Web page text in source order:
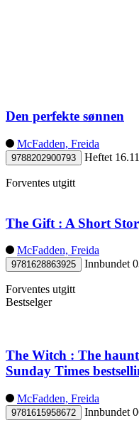
Den perfekte sønnen
McFadden, Freida
9788202900793 Heftet
Forventes utgitt
The Gift : A Short
McFadden, Freida
9781628863925 Innbundet
Forventes utgitt
Bestselger
The Witch : The
Sunday Times
McFadden, Freida
9781615958672 Innbundet